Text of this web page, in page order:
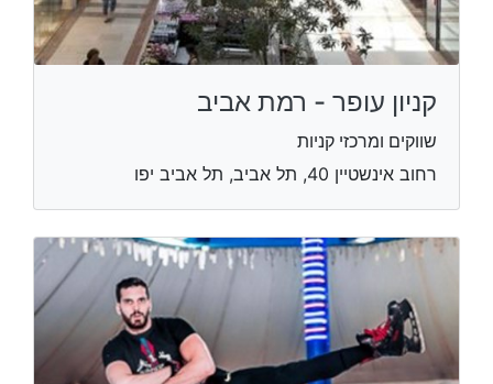
קניון עופר - רמת אביב
שווקים ומרכזי קניות
רחוב אינשטיין 40, תל אביב, תל אביב יפו